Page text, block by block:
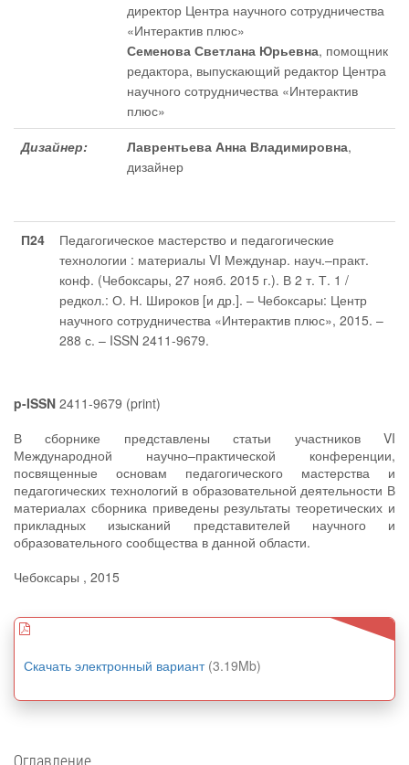
директор Центра научного сотрудничества
«Интерактив плюс»
Семенова Светлана Юрьевна, помощник
редактора, выпускающий редактор Центра
научного сотрудничества «Интерактив
плюс»
Дизайнер:
Лаврентьева Анна Владимировна,
дизайнер
П24
Педагогическое мастерство и педагогические
технологии : материалы VI Междунар. науч.–практ.
конф. (Чебоксары, 27 нояб. 2015 г.). В 2 т. Т. 1 /
редкол.: О. Н. Широков [и др.]. – Чебоксары: Центр
научного сотрудничества «Интерактив плюс», 2015. –
288 с. – ISSN 2411-9679.
p-ISSN 2411-9679 (print)
В сборнике представлены статьи участников VI
Международной научно–практической конференции,
посвященные основам педагогического мастерства и
педагогических технологий в образовательной деятельности В
материалах сборника приведены результаты теоретических и
прикладных изысканий представителей научного и
образовательного сообщества в данной области.
Чебоксары , 2015
Скачать электронный вариант (3.19Mb)
Оглавление